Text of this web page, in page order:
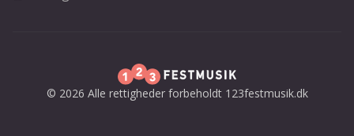
© 2026 Alle rettigheder forbeholdt 123festmusik.dk